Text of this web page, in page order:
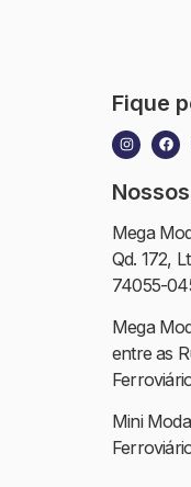
Fique
Mega
Qd. 172,
74055-
Mega
entre as
Mini